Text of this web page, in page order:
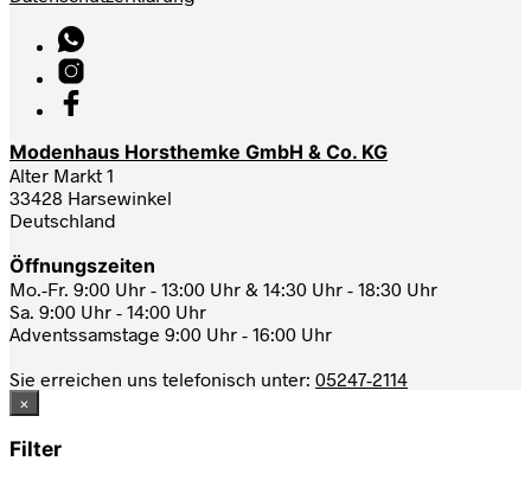
Modenhaus Horsthemke GmbH & Co. KG
Alter Markt 1
33428 Harsewinkel
Deutschland
Öffnungszeiten
Mo.-Fr. 9:00 Uhr - 13:00 Uhr & 14:30 Uhr - 18:30 Uhr
Sa. 9:00 Uhr - 14:00 Uhr
Adventssamstage 9:00 Uhr - 16:00 Uhr
Sie erreichen uns telefonisch unter: 05247-2114
×
Filter